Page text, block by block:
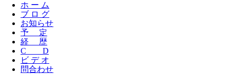
ホ ー ム
ブ ロ グ
お知らせ
予 定
経 歴
C D
ビ デ オ
問合わせ